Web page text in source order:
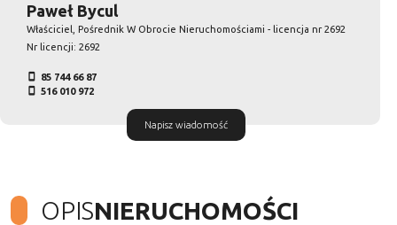
Paweł Bycul
Właściciel, Pośrednik W Obrocie Nieruchomościami - licencja nr 2692
Nr licencji: 2692
85 744 66 87
516 010 972
Napisz wiadomość
OPISNIERUCHOMOŚCI